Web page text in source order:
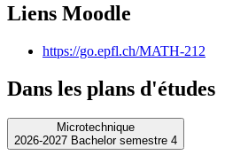
Liens Moodle
https://go.epfl.ch/MATH-212
Dans les plans d'études
Microtechnique
2026-2027 Bachelor semestre 4